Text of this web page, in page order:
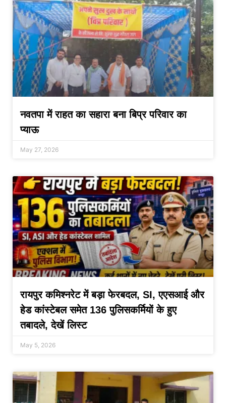
नवतपा में राहत का सहारा बना बिप्र परिवार का
प्याऊ
May 27, 2026
रायपुर कमिश्नरेट में बड़ा फेरबदल, SI, एएसआई और
हेड कांस्टेबल समेत 136 पुलिसकर्मियों के हुए
तबादले, देखें लिस्ट
May 5, 2026